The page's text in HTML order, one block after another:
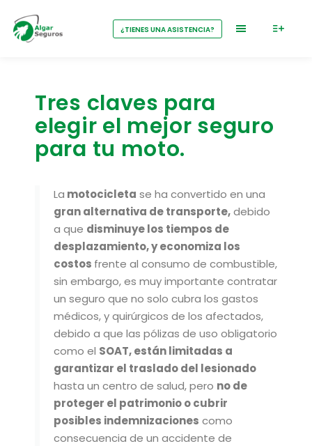
¿TIENES UNA ASISTENCIA?
Tres claves para
elegir el mejor seguro
para tu moto.
La motocicleta se ha convertido en una
gran alternativa de transporte,debido
a que disminuye los tiempos de
desplazamiento, y economiza los
costos frente al consumo de combustible,
sin embargo, es muy importante contratar
un seguro que no solo cubra los gastos
médicos, y quirúrgicos de los afectados,
debido a que las pólizas de uso obligatorio
como el SOAT, están limitadas a
garantizar el traslado del lesionado
hasta un centro de salud, pero no de
proteger el patrimonio o cubrir
posibles indemnizaciones como
consecuencia de un accidente de